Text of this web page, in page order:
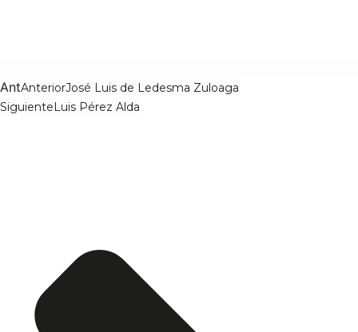
AntAnteriorJosé Luis de Ledesma Zuloaga
SiguienteLuis Pérez Alda